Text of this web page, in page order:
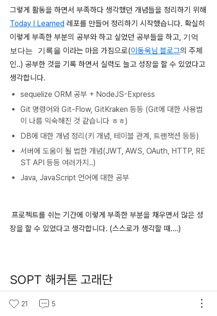
그렇게 활동을 하면서 부족하다 생각했던 개념들을 정리하기 위해
Today I Learned 레포를 만들어 정리하기 시작했습니다. 확실히
이렇게 부족한 부분의 공부와 하고 싶었던 공부들을 하고, 기억
보다는 기록을 이라는 마음 가짐으로(이동욱님 블로그의 주제
인..) 공부한 것을 기록 하면서 실력도 늘고 성장을 할 수 있었다고
생각합니다.
sequelize ORM 공부 + NodeJS-Express
Git 명령어와 Git-Flow, GitKraken 등등 (Git에 대한 사용법
이 나름 익숙해진 것 같습니다 ㅎㅎ)
DB에 대한 개념 정리(키 개념, 테이블 관계, 트랜잭션 등등)
서버에 도움이 될 법한 개념(JWT, AWS, OAuth, HTTP, RE
ST API 등등 여러가지..)
Java, JavaScript 언어에 대한 공부
프로젝트를 쉬는 기간에 이렇게 부족한 부분을 채우면서 많은 성
장을 할 수 있었다고 생각합니다. (스스로가 생각할 때....)
SOPT 해커톤 고래단
SOPT에서 중간에 해커톤(무박 2일동안)을 하는 행사가 있습니
21 5